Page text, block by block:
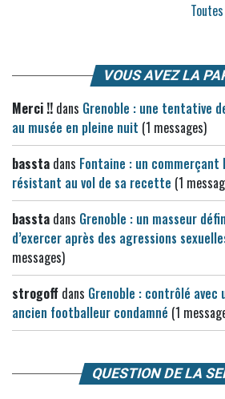
VOUS AVEZ LA
Merci !! dans Grenoble : une tentative
au musée en pleine nuit (1 messages)
bassta dans Fontaine : un commerçant
résistant au vol de sa recette (1
bassta dans Grenoble : un masseur
d’exercer après des agressions
messages)
strogoff dans Grenoble : contrôlé avec
ancien footballeur condamné (1
QUESTION DE LA